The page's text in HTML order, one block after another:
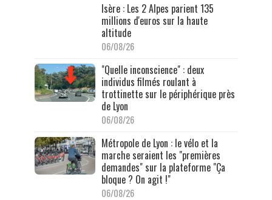
Isère : Les 2 Alpes parient 135
millions d'euros sur la haute
altitude
06/08/26
"Quelle inconscience" : deux
individus filmés roulant à
trottinette sur le périphérique près
de Lyon
06/08/26
Métropole de Lyon : le vélo et la
marche seraient les "premières
demandes" sur la plateforme "Ça
bloque ? On agit !"
06/08/26